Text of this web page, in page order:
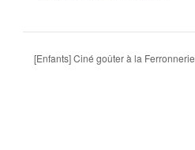
[Enfants] Ciné goûter à la Ferronnerie